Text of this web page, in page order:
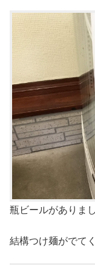
瓶ビールがありまし
結構つけ麺がでて